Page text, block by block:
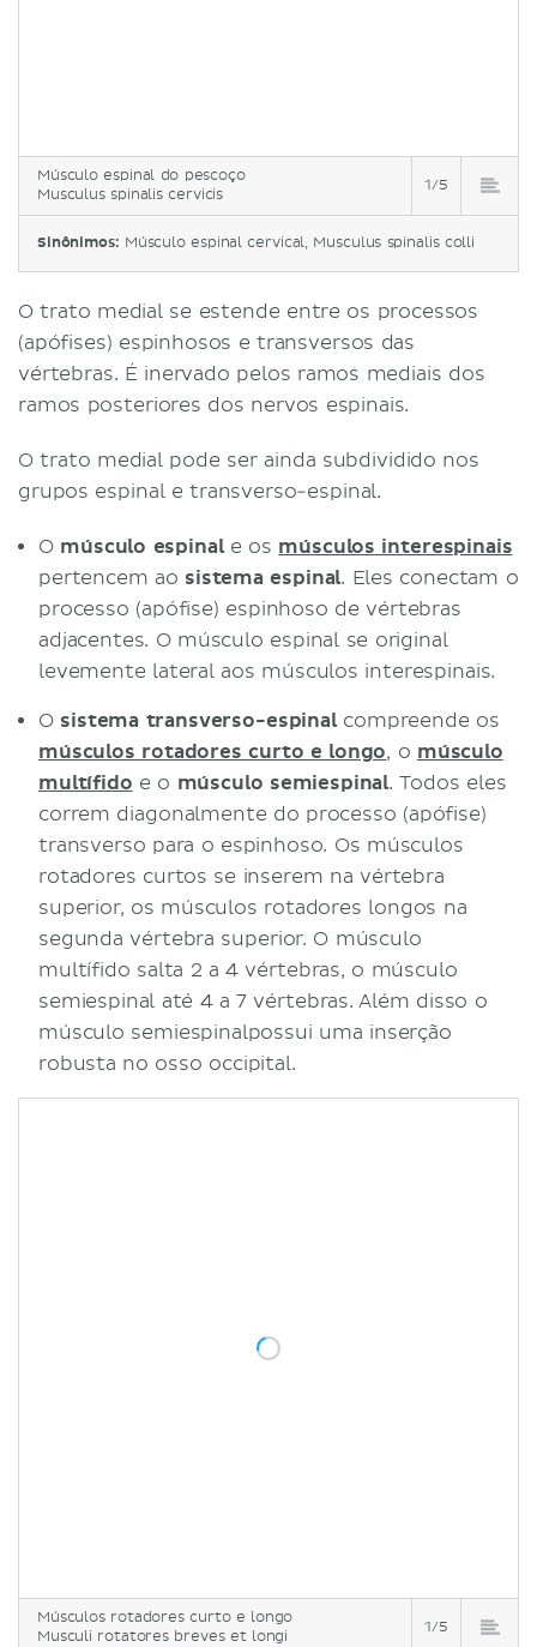
Músculo espinal do pescoço
Musculus spinalis cervicis
1/5
Sinônimos: Músculo espinal cervical, Musculus spinalis colli
O trato medial se estende entre os processos
(apófises) espinhosos e transversos das
vértebras. É inervado pelos ramos mediais dos
ramos posteriores dos nervos espinais.
O trato medial pode ser ainda subdividido nos
grupos espinal e transverso-espinal.
O músculo espinal e os músculos interespinais
pertencem ao sistema espinal. Eles conectam o
processo (apófise) espinhoso de vértebras
adjacentes. O músculo espinal se original
levemente lateral aos músculos interespinais.
O sistema transverso-espinal compreende os
músculos rotadores curto e longo, o músculo
multífido e o músculo semiespinal. Todos eles
correm diagonalmente do processo (apófise)
transverso para o espinhoso. Os músculos
rotadores curtos se inserem na vértebra
superior, os músculos rotadores longos na
segunda vértebra superior. O músculo
multífido salta 2 a 4 vértebras, o músculo
semiespinal até 4 a 7 vértebras. Além disso o
músculo semiespinalpossui uma inserção
robusta no osso occipital.
Músculos rotadores curto e longo
Musculi rotatores breves et longi
1/5